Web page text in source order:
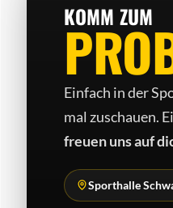
KOMM ZUM
Einfach in der
mal zuschauen.
freuen uns auf
Sporthalle